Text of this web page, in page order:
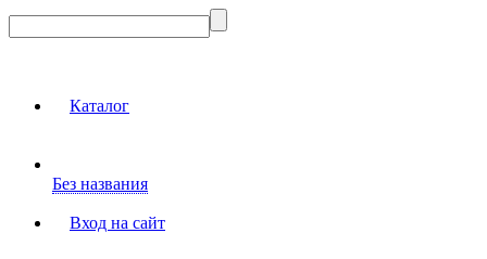
Каталог
Без названия
Вход на сайт